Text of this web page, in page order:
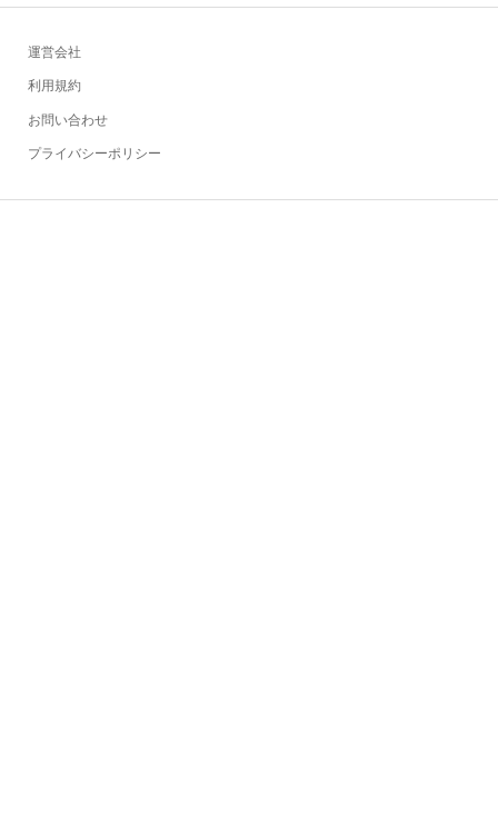
運営会社
利用規約
お問い合わせ
プライバシーポリシー